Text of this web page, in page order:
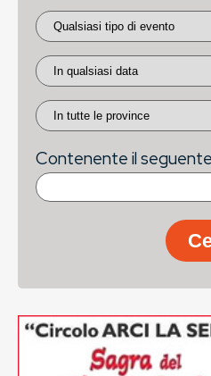
Contenente il